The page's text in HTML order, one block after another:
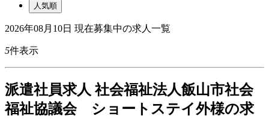
人気順
2026年08月10日 現在募集中の求人一覧
5件表示
派遣社員求人 社会福祉法人飯山市社会
福祉協議会 ショートステイ外様の求